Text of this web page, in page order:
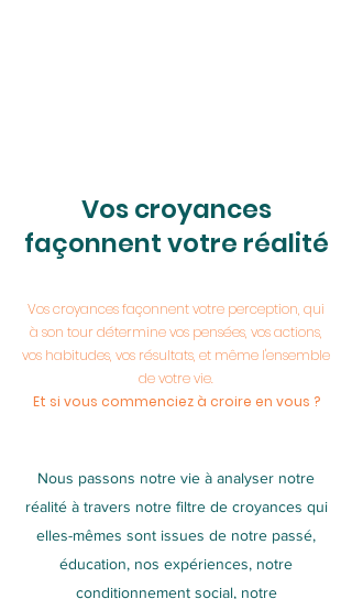
Vos croyances
façonnent votre réalité
Vos croyances façonnent votre perception, qui
à son tour détermine vos pensées, vos actions,
vos habitudes, vos résultats, et même l'ensemble
de votre vie.
Et si vous commenciez à croire en vous ?
Nous passons notre vie à analyser notre
réalité à travers notre filtre de croyances qui
elles-mêmes sont issues de notre passé,
éducation, nos expériences, notre
conditionnement social, notre